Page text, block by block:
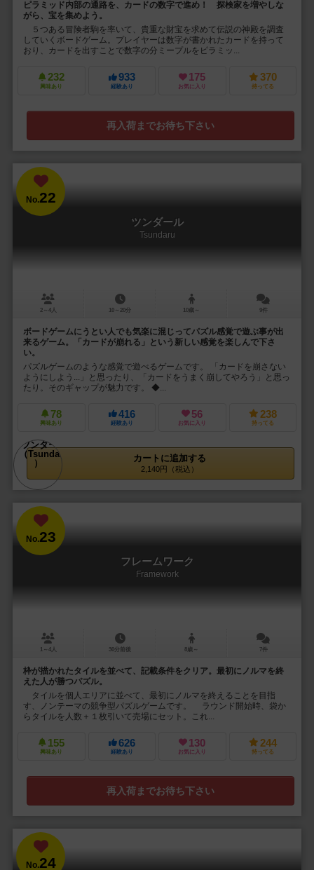
ピラミッド内部の通路を、カードの数字で進め！ 探検家を増やしな
がら、宝を集めよう。
５つある冒険者駒を率いて、貴重な財宝を求めて伝説の神殿を調査
していくボードゲーム。プレイヤーは数字が書かれたカードを持って
おり、カードを出すことで数字の分ミープルをピラミッ...
232
興味あり
933
経験あり
175
お気に入り
370
持ってる
再入荷までお待ち下さい
No.22
ツンダール
Tsundaru
2～4人 10～20分 10歳～ 9件
ボードゲームにうとい人でも気楽に混じってパズル感覚で遊ぶ事が出
来るゲーム。「カードが崩れる」という新しい感覚を楽しんで下さ
い。
パズルゲームのような感覚で遊べるゲームです。 「カードを崩さない
ようにしよう...」と思ったり、「カードをうまく崩してやろう」と思っ
たり。そのギャップが魅力です。 ◆...
78
興味あり
416
経験あり
56
お気に入り
238
持ってる
カートに追加する
2,140円（税込）
No.23
フレームワーク
Framework
1～4人 30分前後 8歳～ 7件
枠が描かれたタイルを並べて、記載条件をクリア。最初にノルマを終
えた人が勝つパズル。
タイルを個人エリアに並べて、最初にノルマを終えることを目指
す、ノンテーマの競争型パズルゲームです。 ラウンド開始時、袋か
らタイルを人数＋１枚引いて売場にセット。これ...
155
興味あり
626
経験あり
130
お気に入り
244
持ってる
再入荷までお待ち下さい
No.24